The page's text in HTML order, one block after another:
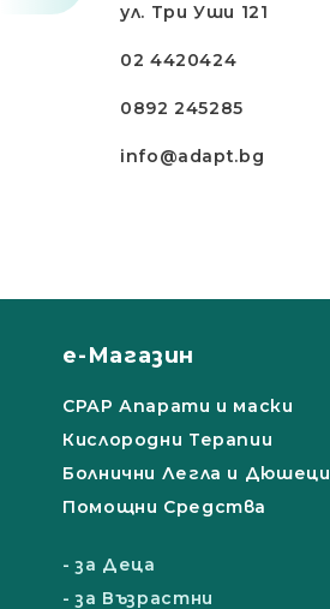
ул. Три Уши 121
02 4420424
0892 245285
info@adapt.bg
е-Магазин
СРАР Апарати и маски
Кислородни Терапии
Болнични Легла и Дюшеци
Помощни Средства
- за Деца
- за Възрастни